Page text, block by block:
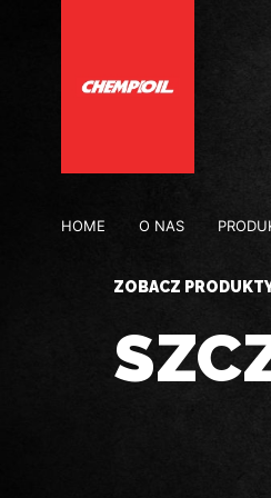
HOME O NAS
ZOBACZ